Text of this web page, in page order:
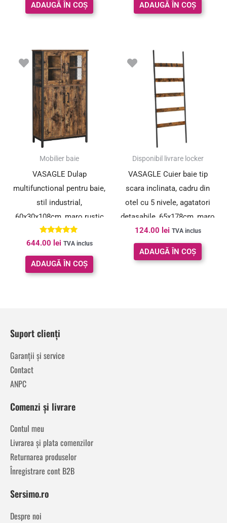
ADAUGĂ ÎN COȘ ADAUGĂ ÎN COȘ
Mobilier baie
VASAGLE Dulap
multifunctional pentru baie,
stil industrial,
60x30x108cm, maro rustic
si negru
Evaluat la
5.00
din 5
644.00 lei TVA inclus
ADAUGĂ ÎN COȘ
Disponibil livrare locker
VASAGLE Cuier baie tip
scara inclinata, cadru din
otel cu 5 nivele, agatatori
detasabile, 65x178cm, maro
rustic si negru
124.00 lei TVA inclus
ADAUGĂ ÎN COȘ
Suport clienți
Garanții și service
Contact
ANPC
Comenzi și livrare
Contul meu
Livrarea și plata comenzilor
Returnarea produselor
Înregistrare cont B2B
Sersimo.ro
Despre noi